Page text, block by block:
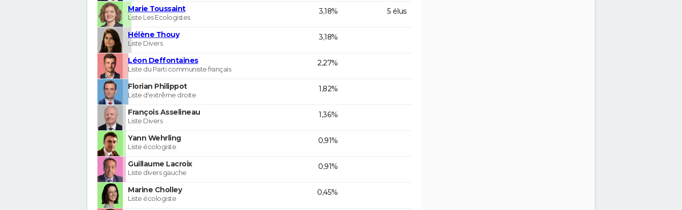
Marie Toussaint
Liste Les Ecologistes
3,18% 5 élus
Hélène Thouy
Liste Divers
3,18%
Léon Deffontaines
Liste du Parti communiste français
2,27%
Florian Philippot
Liste d'extrême droite
1,82%
François Asselineau
Liste Divers
1,36%
Yann Wehrling
Liste écologiste
0,91%
Guillaume Lacroix
Liste divers gauche
0,91%
Marine Cholley
Liste écologiste
0,45%